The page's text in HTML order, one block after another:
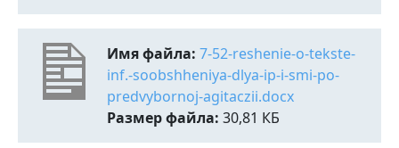
Имя файла: 7-52-reshenie-o-tekste-
inf.-soobshheniya-dlya-ip-i-smi-po-
predvybornoj-agitaczii.docx
Размер файла: 30,81 КБ